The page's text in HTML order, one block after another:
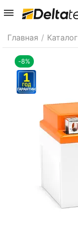
Главная / Каталог
-8%